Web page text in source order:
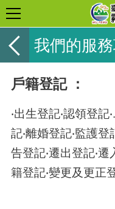
我們的服務
戶籍登記 ：
‧出生登記‧認領登記
記‧離婚登記‧監護
告登記‧遷出登記‧
籍登記‧變更及更正